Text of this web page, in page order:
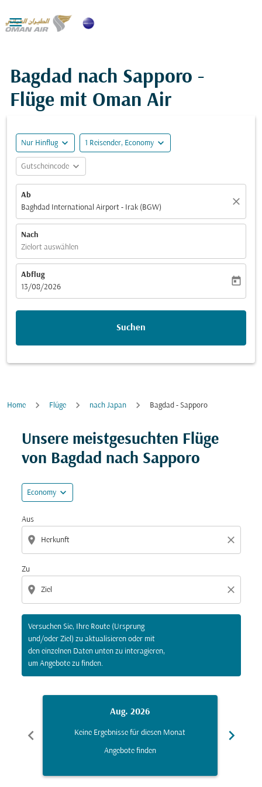

Bagdad nach Sapporo -
Flüge mit Oman Air
Nur Hinflug expand_more 1 Reisender, Economy expand_more
Gutscheincode expand_more
Ab
Baghdad International Airport - Irak (BGW)
close
Nach
Zielort auswählen
Abflug
fc-booking-departure-date-aria-label
13/08/2026
today
Suchen
Home Flüge nach Japan Bagdad - Sapporo
Unsere meistgesuchten Flüge
von Bagdad nach Sapporo
Economy expand_more
Aus
location_on close
Zu
location_on close
Versuchen Sie, Ihre Route (Ursprung
und/oder Ziel) zu aktualisieren oder mit
den einzelnen Daten unten zu interagieren,
um Angebote zu finden.
Versuchen Sie, Ihre Route (Ursprung und/oder Ziel)
chevron_left
Aug. 2026
Keine Ergebnisse für diesen Monat
Angebote finden
chevron_right